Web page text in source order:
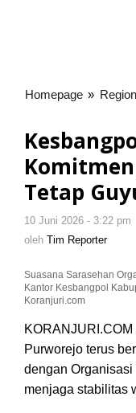
Homepage »
Tetap
10 Juni 2026 - 3:22 pm
oleh Tim Reporter
Suasana Sarasehan
Kantor Kesbangpol
Koranjuri.com
Purworejo terus
dengan Organisasi
menjaga stabilitas